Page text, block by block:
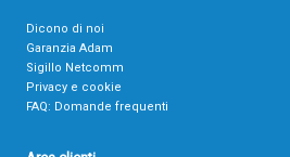
Dicono di noi
Garanzia Adam
Sigillo Netcomm
Privacy e cookie
FAQ: Domande frequenti